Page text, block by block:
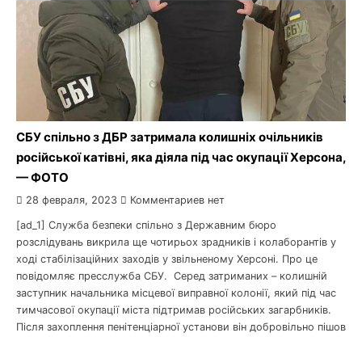
СБУ спільно з ДБР затримала колишніх очільників
російської катівні, яка діяла під час окупації Херсона,
— ФОТО
28 февраля, 2023 Комментариев нет
[ad_1] Служба безпеки спільно з Державним бюро
розслідувань викрила ще чотирьох зрадників і колаборантів у
ході стабілізаційних заходів у звільненому Херсоні. Про це
повідомляє пресслужба СБУ. Серед затриманих – колишній
заступник начальника місцевої виправної колонії, який під час
тимчасової окупації міста підтримав російських загарбників.
Після захоплення пенітенціарної установи він добровільно пішов